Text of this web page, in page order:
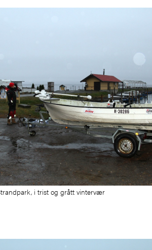
i trist og grått vintervær